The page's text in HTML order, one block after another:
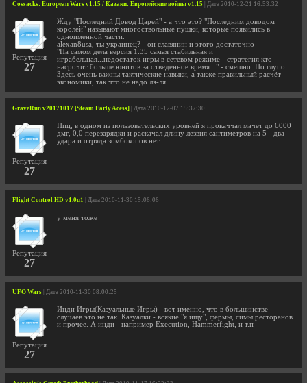
Cossacks: European Wars v1.15 / Казаки: Европейские войны v1.15 | Дата 2010-12-21 16:53:32
Репутация
27
Жду "Последний Довод Царей" - а что это? "Последним доводом
королей" называют многоствольные пушки, которые появились в
одноименной части.
alexan8usa, ты украинец? - он славянин и этого достаточно
"На самом дела версия 1.35 самая стабильная и
играбельная...недостаток игры в сетевом режиме - стратегия кто
насрочит больше юнитов за отведенное время..." - смешно. Но глупо.
Здесь очень важны тактические навыки, а также правильный расчёт
экономики, так что не надо ля-ля
GraveRun v20171017 [Steam Early Acess] | Дата 2010-12-07 15:37:30
Репутация
27
Ппц, в одном из пользовательских уровней я прокаччал мачет до 6000
дмг, 0,0 перезарядки и раскачал длину лезвия сантиметров на 5 - два
удара и отряда зомбокопов нет.
Flight Control HD v1.0u1 | Дата 2010-11-30 15:06:06
Репутация
27
у меня тоже
UFO Wars | Дата 2010-11-30 08:00:25
Репутация
27
Инди Игры(Казуальные Игры) - вот именно, что в большинстве
случаев это не так. Казуалки - всякие "я ищу", фермы, симы ресторанов
и прочее. А инди - например Execution, Hammerfight, и т.п